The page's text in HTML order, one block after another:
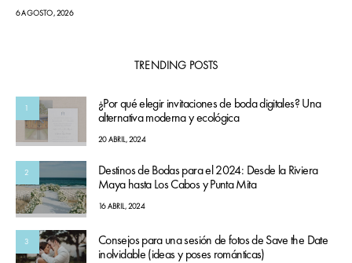
6 AGOSTO, 2026
TRENDING POSTS
1
¿Por qué elegir invitaciones de boda digitales? Una
alternativa moderna y ecológica
20 ABRIL, 2024
2
Destinos de Bodas para el 2024: Desde la Riviera
Maya hasta Los Cabos y Punta Mita
16 ABRIL, 2024
3
Consejos para una sesión de fotos de Save the Date
inolvidable (ideas y poses románticas)